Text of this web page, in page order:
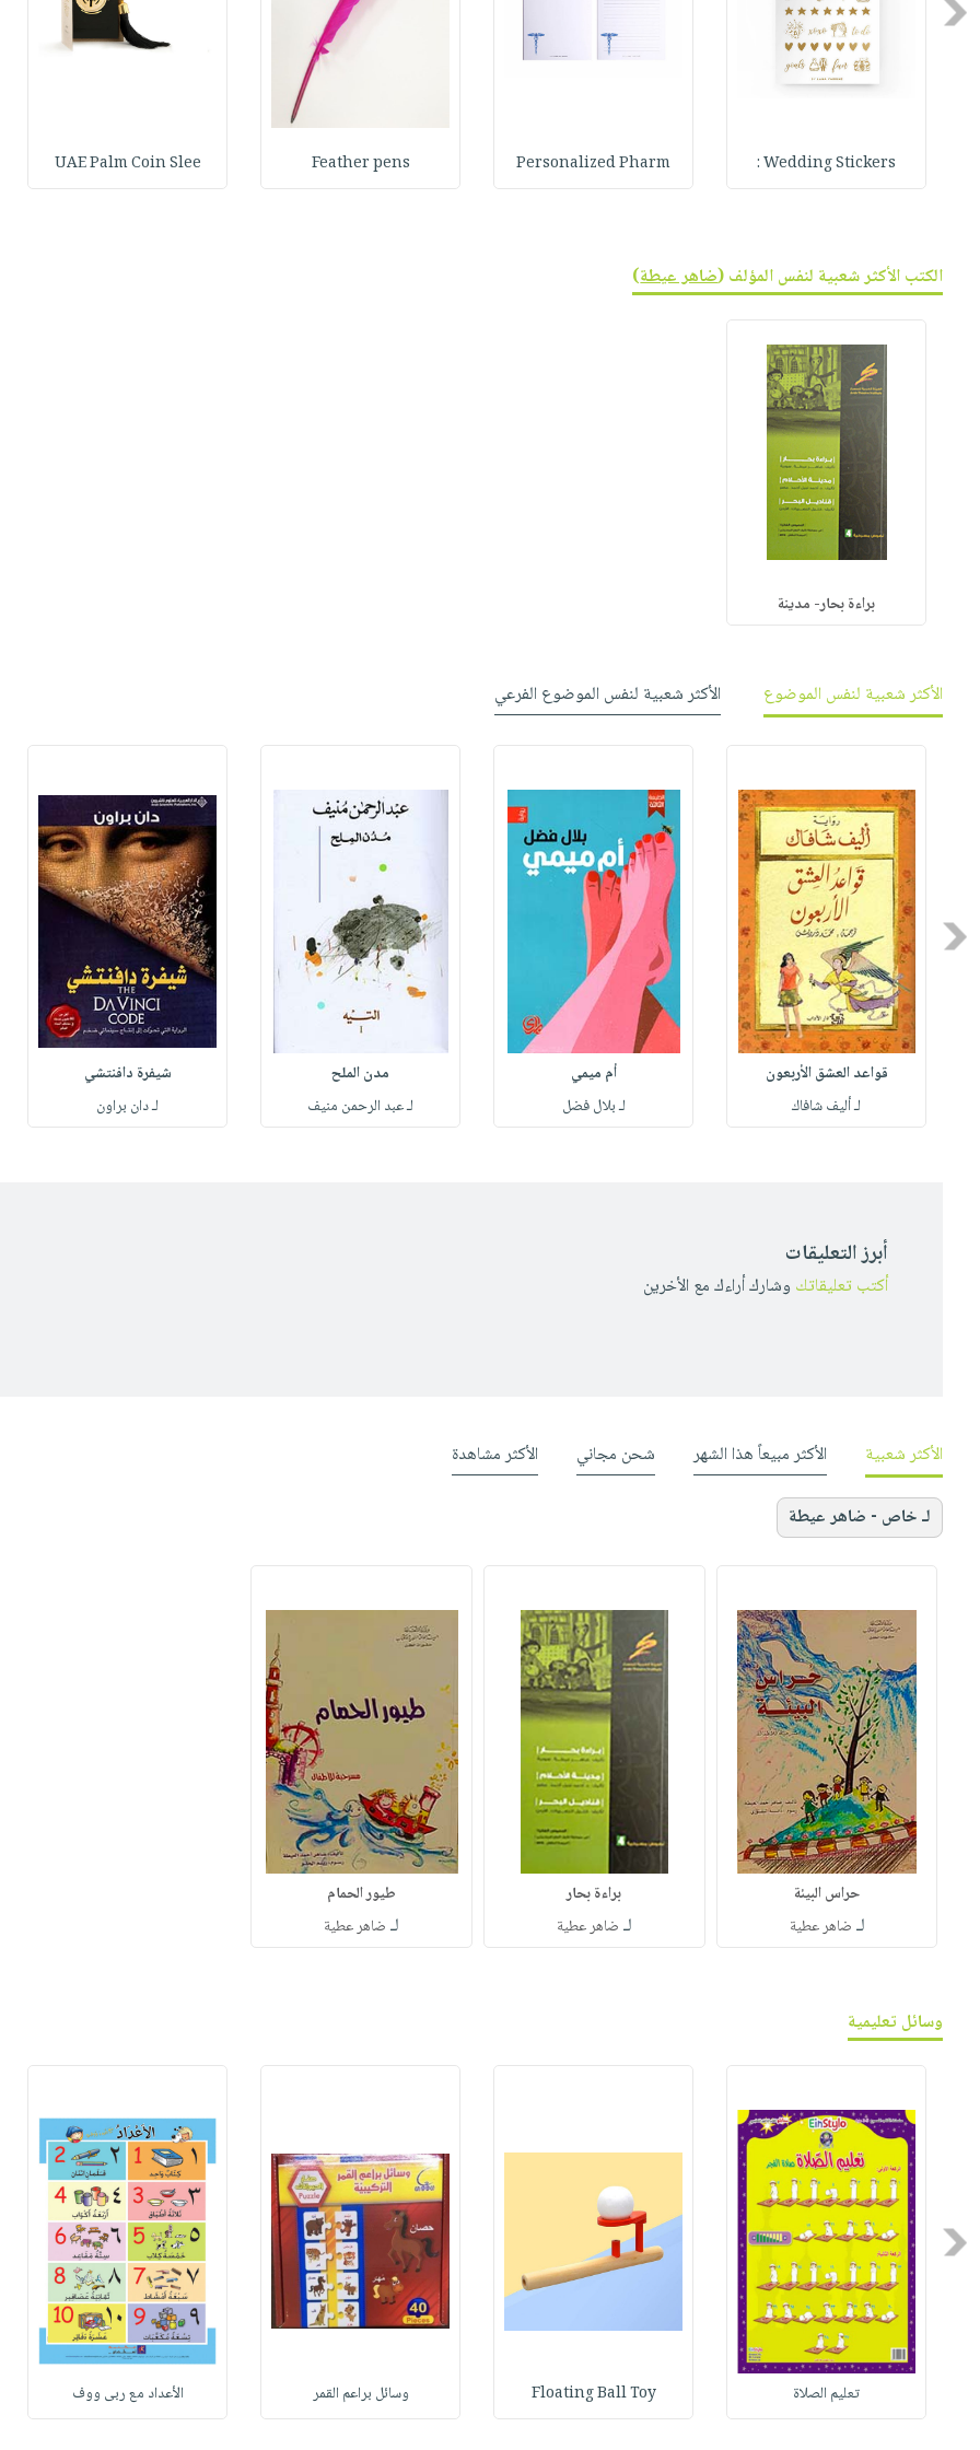
مناسبات
فيديوهات
كتابك
تواصل
عربة
Previous
Wedding Stickers :
Personalized Pharm
Feather pens
UAE Palm Coin Slee
الكتب الأكثر شعبية لنفس المؤلف (ضاهر عيطة)
براءة بحار- مدينة
الأكثر شعبية لنفس الموضوع الأكثر شعبية لنفس الموضوع الفرعي
Previous
قواعد العشق الأربعون
لـ أليف شافاك
أم ميمي
لـ بلال فضل
مدن الملح
لـ عبد الرحمن منيف
شيفرة دافنتشي
لـ دان براون
أبرز التعليقات
أكتب تعليقاتك وشارك أراءك مع الأخرين
الأكثر شعبية الأكثر مبيعاً هذا الشهر شحن مجاني الأكثر مشاهدة
لـ خاص - ضاهر عيطة
حراس البيئة
لـ ضاهر عطية
براءة بحار
لـ ضاهر عطية
طيور الحمام
لـ ضاهر عطية
وسائل تعليمية
Previous
تعليم الصلاة Floating Ball Toy وسائل براعم القمر الأعداد مع ربى ووف